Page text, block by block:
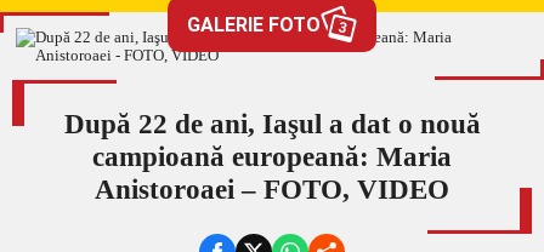
EXCLUSIV
GALERIE FOTO 3
După 22 de ani, Iaşul a dat o nouă
campioană europeană: Maria
Anistoroaei – FOTO, VIDEO